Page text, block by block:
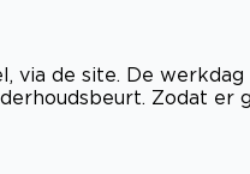
via de site. De
Zodat er